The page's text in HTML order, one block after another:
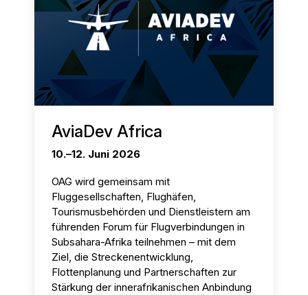
AviaDev Africa
10.–12. Juni 2026
OAG wird gemeinsam mit
Fluggesellschaften, Flughäfen,
Tourismusbehörden und Dienstleistern am
führenden Forum für Flugverbindungen in
Subsahara-Afrika teilnehmen – mit dem
Ziel, die Streckenentwicklung,
Flottenplanung und Partnerschaften zur
Stärkung der innerafrikanischen Anbindung